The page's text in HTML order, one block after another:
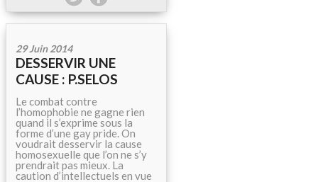
29 Juin 2014
DESSERVIR UNE
CAUSE : P.SELOS
Le combat contre
l’homophobie ne gagne rien
quand il s’exprime sous la
forme d’une gay pride. On
voudrait desservir la cause
homosexuelle que l’on ne s’y
prendrait pas mieux. La
caution d’intellectuels en vue